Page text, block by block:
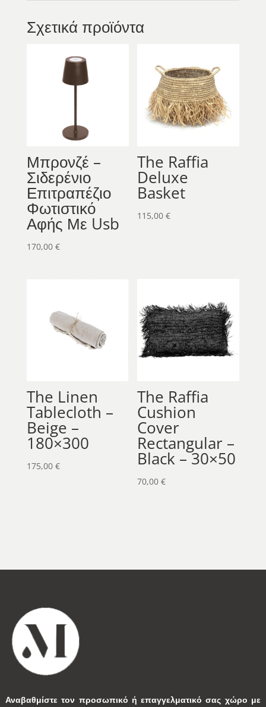
Σχετικά προϊόντα
Μπρονζέ –
Σιδερένιο
Επιτραπέζιο
Φωτιστικό
Αφής Με Usb
170,00 €
The Raffia
Deluxe
Basket
115,00€
The Linen
Tablecloth –
Beige –
180×300
175,00 €
The Raffia
Cushion
Cover
Rectangular –
Black – 30×50
70,00€
Αναβαθμίστε τον προσωπικό ή επαγγελματικό σας χώρο με